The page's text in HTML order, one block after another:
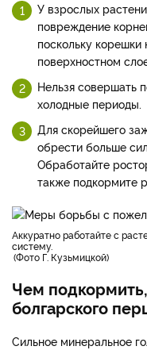
У взрослых
повреждение
поскольку корешки
поверхностном
Нельзя совершать
холодные периоды.
Для скорейшего
обрести больше
Обработайте
также подкормите
Аккуратно работайте с растениями, чтобы не повредить корневую
систему.
Фото Г. Кузьмицкой
Чем
болгарского
Сильное минеральное